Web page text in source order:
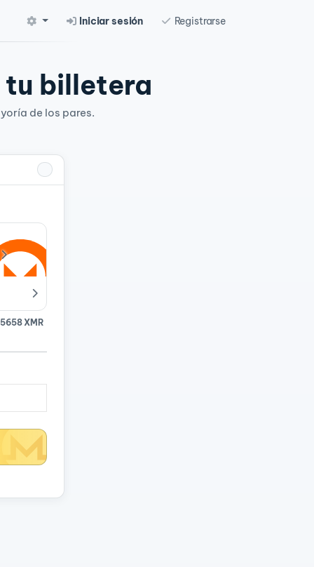
Iniciar sesión Registrarse
billetera
de los pares.
XMR